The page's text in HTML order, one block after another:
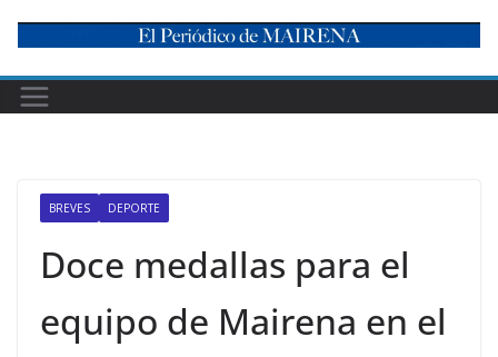
content
BREVES DEPORTE
Doce medallas para el
equipo de Mairena en el